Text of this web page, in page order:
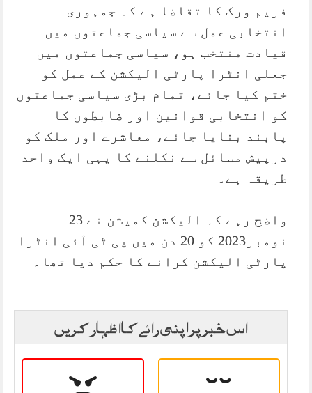
فریم ورک کا تقاضا ہے کہ جمہوری
انتخابی عمل سے سیاسی جماعتوں میں
قیادت منتخب ہو، سیاسی جماعتوں میں
جعلی انٹرا پارٹی الیکشن کے عمل کو
ختم کیا جائے، تمام بڑی سیاسی جماعتوں
کو انتخابی قوانین اور ضابطوں کا
پابند بنایا جائے، معاشرے اور ملک کو
درپیش مسائل سے نکلنے کا یہی ایک واحد
طریقہ ہے۔
واضح رہے کہ الیکشن کمیشن نے 23
نومبر2023 کو 20 دن میں پی ٹی آئی انٹرا
پارٹی الیکشن کرانے کا حکم دیا تھا۔
اس خبر پر اپنی رائے کا اظہار کریں